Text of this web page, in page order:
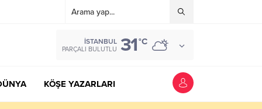
İSTANBUL
PARÇALI BULUTLU 31°C
KÖŞE YAZARLARI